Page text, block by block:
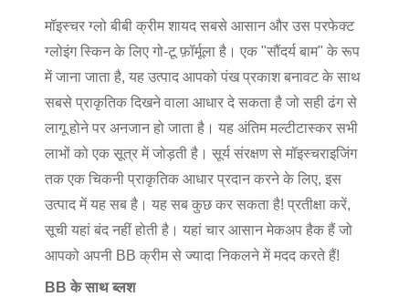
मॉइस्चर ग्लो बीबी क्रीम शायद सबसे आसान और उस परफेक्ट
ग्लोइंग स्किन के लिए गो-टू फ़ॉर्मूला है। एक "सौंदर्य बाम" के रूप
में जाना जाता है, यह उत्पाद आपको पंख प्रकाश बनावट के साथ
सबसे प्राकृतिक दिखने वाला आधार दे सकता है जो सही ढंग से
लागू होने पर अनजान हो जाता है। यह अंतिम मल्टीटास्कर सभी
लाभों को एक सूत्र में जोड़ती है। सूर्य संरक्षण से मॉइस्चराइजिंग
तक एक चिकनी प्राकृतिक आधार प्रदान करने के लिए, इस
उत्पाद में यह सब है। यह सब कुछ कर सकता है! प्रतीक्षा करें,
सूची यहां बंद नहीं होती है। यहां चार आसान मेकअप हैक हैं जो
आपको अपनी BB क्रीम से ज्यादा निकलने में मदद करते हैं!
BB के साथ ब्लश